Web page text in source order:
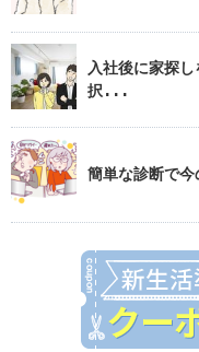
入社後に家探
択...
簡単な診断で今